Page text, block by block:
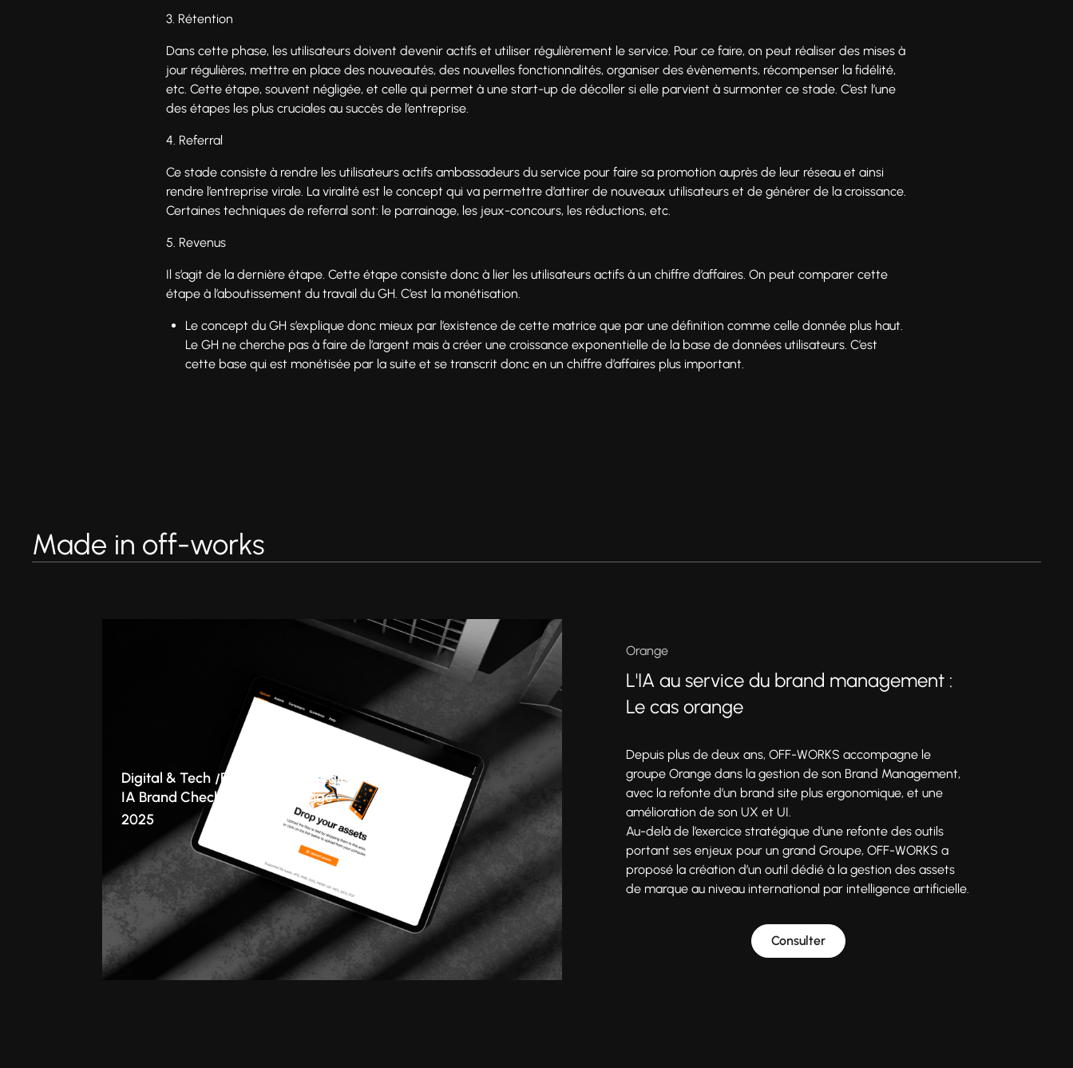
3. Rétention
Dans cette phase, les utilisateurs doivent devenir actifs et utiliser régulièrement le service. Pour ce faire, on peut réaliser des mises à
jour régulières, mettre en place des nouveautés, des nouvelles fonctionnalités, organiser des évènements, récompenser la fidélité,
etc. Cette étape, souvent négligée, et celle qui permet à une start-up de décoller si elle parvient à surmonter ce stade. C’est l’une
des étapes les plus cruciales au succès de l’entreprise.
4. Referral
Ce stade consiste à rendre les utilisateurs actifs ambassadeurs du service pour faire sa promotion auprès de leur réseau et ainsi
rendre l’entreprise virale. La viralité est le concept qui va permettre d’attirer de nouveaux utilisateurs et de générer de la croissance.
Certaines techniques de referral sont: le parrainage, les jeux-concours, les réductions, etc.
5. Revenus
Il s’agit de la dernière étape. Cette étape consiste donc à lier les utilisateurs actifs à un chiffre d’affaires. On peut comparer cette
étape à l’aboutissement du travail du GH. C’est la monétisation.
Le concept du GH s’explique donc mieux par l’existence de cette matrice que par une définition comme celle donnée plus haut.
Le GH ne cherche pas à faire de l’argent mais à créer une croissance exponentielle de la base de données utilisateurs. C’est
cette base qui est monétisée par la suite et se transcrit donc en un chiffre d’affaires plus important.
Made in off-works
Digital & Tech Branding Stratégie
Production
IA Brand Checker : le cas Orange
2025
Orange
L'IA au service du brand management :
Le cas orange
Depuis plus de deux ans, OFF-WORKS accompagne le
groupe Orange dans la gestion de son Brand Management,
avec la refonte d’un brand site plus ergonomique, et une
amélioration de son UX et UI.
Au-delà de l’exercice stratégique d’une refonte des outils
portant ses enjeux pour un grand Groupe, OFF-WORKS a
proposé la création d’un outil dédié à la gestion des assets
de marque au niveau international par intelligence artificielle.
Consulter